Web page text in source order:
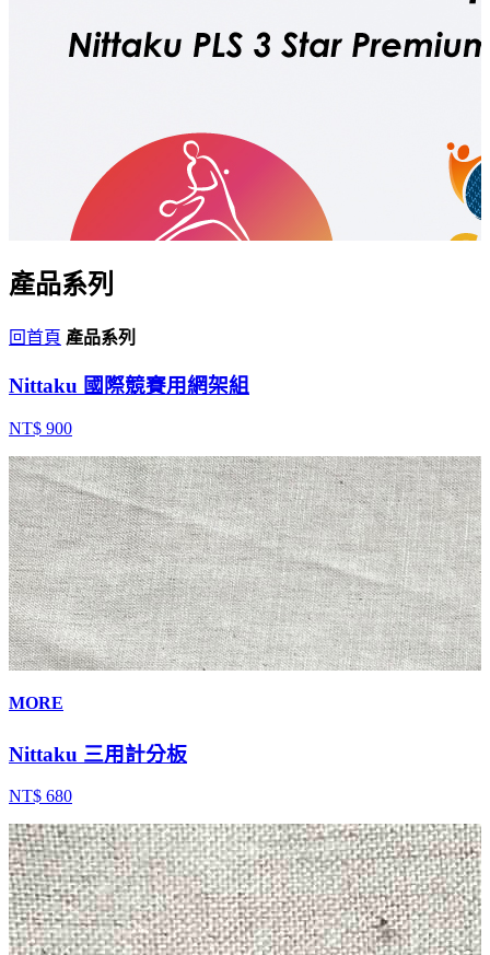
產品系列
回首頁 產品系列
Nittaku 國際競賽用網架組
NT$ 900
MORE
Nittaku 三用計分板
NT$ 680